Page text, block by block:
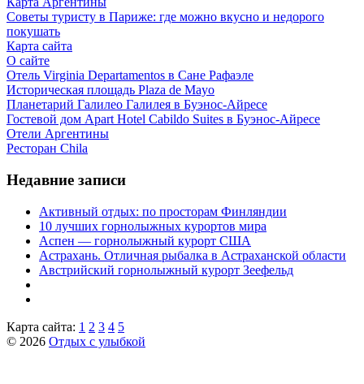
Советы туристу в Париже: где можно вкусно и недорого
покушать
Карта сайта
О сайте
Отель Virginia Departamentos в Сане Рафаэле
Историческая площадь Plaza de Mayo
Планетарий Галилео Галилея в Буэнос-Айресе
Гостевой дом Apart Hotel Cabildo Suites в Буэнос-Айресе
Отели Аргентины
Ресторан Chila
Недавние записи
Активный отдых: по просторам Финляндии
10 лучших горнолыжных курортов мира
Аспен — горнолыжный курорт США
Астрахань. Отличная рыбалка в Астраханской области
Австрийский горнолыжный курорт Зеефельд
Карта сайта: 1 2 3 4 5
© 2026 Отдых с улыбкой